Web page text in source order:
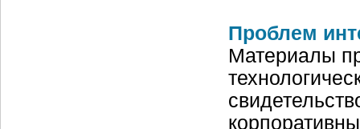
Проблем
Материалы